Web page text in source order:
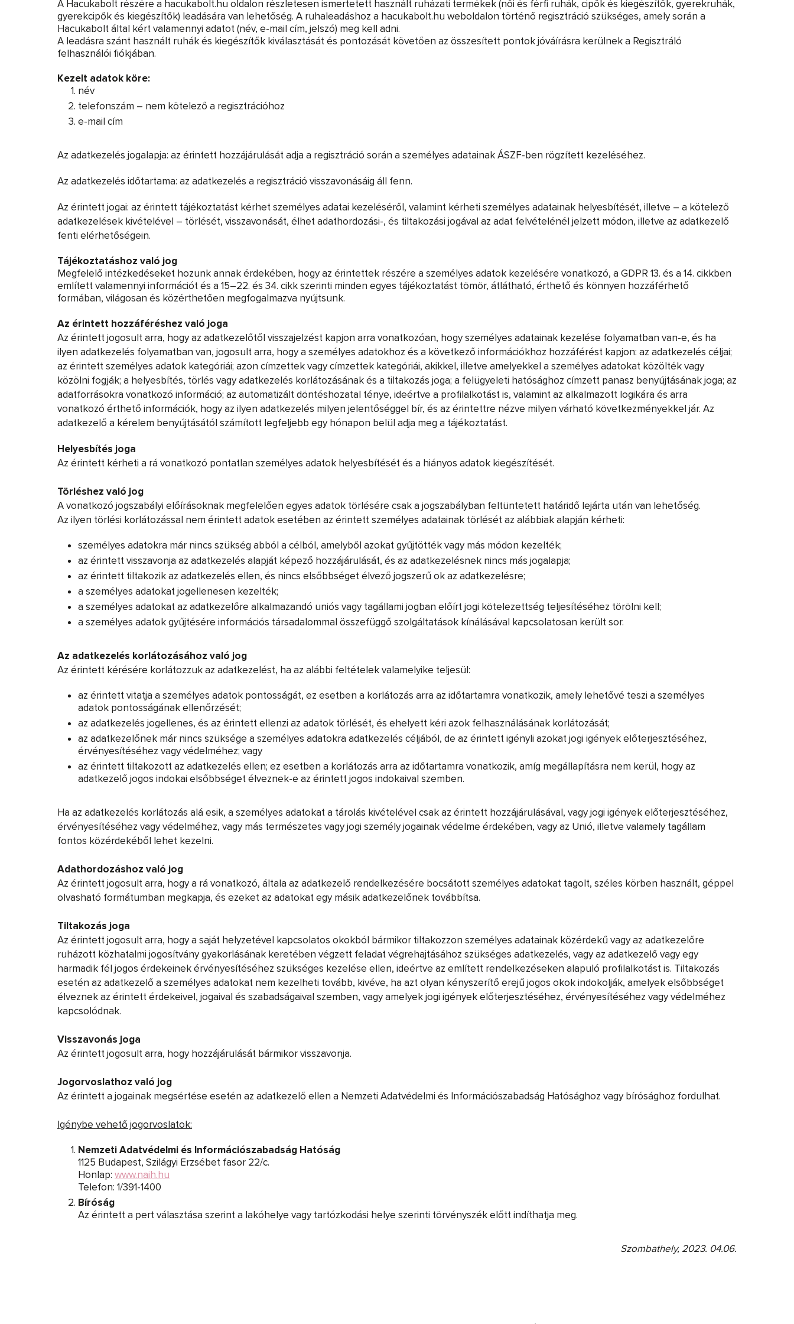
A Hacukabolt részére a hacukabolt.hu oldalon részletesen ismertetett használt ruházati termékek (női és férfi ruhák, cipők és kiegészítők, gyerekruhák,
gyerekcipők és kiegészítők) leadására van lehetőség. A ruhaleadáshoz a hacukabolt.hu weboldalon történő regisztráció szükséges, amely során a
Hacukabolt által kért valamennyi adatot (név, e-mail cím, jelszó) meg kell adni.
A leadásra szánt használt ruhák és kiegészítők kiválasztását és pontozását követően az összesített pontok jóváírásra kerülnek a Regisztráló
felhasználói fiókjában.
Kezelt adatok köre:
név
telefonszám – nem kötelező a regisztrációhoz
e-mail cím
Az adatkezelés jogalapja: az érintett hozzájárulását adja a regisztráció során a személyes adatainak ÁSZF-ben rögzített kezeléséhez.
Az adatkezelés időtartama: az adatkezelés a regisztráció visszavonásáig áll fenn.
Az érintett jogai: az érintett tájékoztatást kérhet személyes adatai kezeléséről, valamint kérheti személyes adatainak helyesbítését, illetve – a kötelező
adatkezelések kivételével – törlését, visszavonását, élhet adathordozási-, és tiltakozási jogával az adat felvételénél jelzett módon, illetve az adatkezelő
fenti elérhetőségein.
Tájékoztatáshoz való jog
Megfelelő intézkedéseket hozunk annak érdekében, hogy az érintettek részére a személyes adatok kezelésére vonatkozó, a GDPR 13. és a 14. cikkben
említett valamennyi információt és a 15–22. és 34. cikk szerinti minden egyes tájékoztatást tömör, átlátható, érthető és könnyen hozzáférhető
formában, világosan és közérthetően megfogalmazva nyújtsunk.
Az érintett hozzáféréshez való joga
Az érintett jogosult arra, hogy az adatkezelőtől visszajelzést kapjon arra vonatkozóan, hogy személyes adatainak kezelése folyamatban van-e, és ha
ilyen adatkezelés folyamatban van, jogosult arra, hogy a személyes adatokhoz és a következő információkhoz hozzáférést kapjon: az adatkezelés céljai;
az érintett személyes adatok kategóriái; azon címzettek vagy címzettek kategóriái, akikkel, illetve amelyekkel a személyes adatokat közölték vagy
közölni fogják; a helyesbítés, törlés vagy adatkezelés korlátozásának és a tiltakozás joga; a felügyeleti hatósághoz címzett panasz benyújtásának joga; az
adatforrásokra vonatkozó információ; az automatizált döntéshozatal ténye, ideértve a profilalkotást is, valamint az alkalmazott logikára és arra
vonatkozó érthető információk, hogy az ilyen adatkezelés milyen jelentőséggel bír, és az érintettre nézve milyen várható következményekkel jár. Az
adatkezelő a kérelem benyújtásától számított legfeljebb egy hónapon belül adja meg a tájékoztatást.
Helyesbítés joga
Az érintett kérheti a rá vonatkozó pontatlan személyes adatok helyesbítését és a hiányos adatok kiegészítését.
Törléshez való jog
A vonatkozó jogszabályi előírásoknak megfelelően egyes adatok törlésére csak a jogszabályban feltüntetett határidő lejárta után van lehetőség.
Az ilyen törlési korlátozással nem érintett adatok esetében az érintett személyes adatainak törlését az alábbiak alapján kérheti:
személyes adatokra már nincs szükség abból a célból, amelyből azokat gyűjtötték vagy más módon kezelték;
az érintett visszavonja az adatkezelés alapját képező hozzájárulását, és az adatkezelésnek nincs más jogalapja;
az érintett tiltakozik az adatkezelés ellen, és nincs elsőbbséget élvező jogszerű ok az adatkezelésre;
a személyes adatokat jogellenesen kezelték;
a személyes adatokat az adatkezelőre alkalmazandó uniós vagy tagállami jogban előírt jogi kötelezettség teljesítéséhez törölni kell;
a személyes adatok gyűjtésére információs társadalommal összefüggő szolgáltatások kínálásával kapcsolatosan került sor.
Az adatkezelés korlátozásához való jog
Az érintett kérésére korlátozzuk az adatkezelést, ha az alábbi feltételek valamelyike teljesül:
az érintett vitatja a személyes adatok pontosságát, ez esetben a korlátozás arra az időtartamra vonatkozik, amely lehetővé teszi a személyes
adatok pontosságának ellenőrzését;
az adatkezelés jogellenes, és az érintett ellenzi az adatok törlését, és ehelyett kéri azok felhasználásának korlátozását;
az adatkezelőnek már nincs szüksége a személyes adatokra adatkezelés céljából, de az érintett igényli azokat jogi igények előterjesztéséhez,
érvényesítéséhez vagy védelméhez; vagy
az érintett tiltakozott az adatkezelés ellen; ez esetben a korlátozás arra az időtartamra vonatkozik, amíg megállapításra nem kerül, hogy az
adatkezelő jogos indokai elsőbbséget élveznek-e az érintett jogos indokaival szemben.
Ha az adatkezelés korlátozás alá esik, a személyes adatokat a tárolás kivételével csak az érintett hozzájárulásával, vagy jogi igények előterjesztéséhez,
érvényesítéséhez vagy védelméhez, vagy más természetes vagy jogi személy jogainak védelme érdekében, vagy az Unió, illetve valamely tagállam
fontos közérdekéből lehet kezelni.
Adathordozáshoz való jog
Az érintett jogosult arra, hogy a rá vonatkozó, általa az adatkezelő rendelkezésére bocsátott személyes adatokat tagolt, széles körben használt, géppel
olvasható formátumban megkapja, és ezeket az adatokat egy másik adatkezelőnek továbbítsa.
Tiltakozás joga
Az érintett jogosult arra, hogy a saját helyzetével kapcsolatos okokból bármikor tiltakozzon személyes adatainak közérdekű vagy az adatkezelőre
ruházott közhatalmi jogosítvány gyakorlásának keretében végzett feladat végrehajtásához szükséges adatkezelés, vagy az adatkezelő vagy egy
harmadik fél jogos érdekeinek érvényesítéséhez szükséges kezelése ellen, ideértve az említett rendelkezéseken alapuló profilalkotást is. Tiltakozás
esetén az adatkezelő a személyes adatokat nem kezelheti tovább, kivéve, ha azt olyan kényszerítő erejű jogos okok indokolják, amelyek elsőbbséget
élveznek az érintett érdekeivel, jogaival és szabadságaival szemben, vagy amelyek jogi igények előterjesztéséhez, érvényesítéséhez vagy védelméhez
kapcsolódnak.
Visszavonás joga
Az érintett jogosult arra, hogy hozzájárulását bármikor visszavonja.
Jogorvoslathoz való jog
Az érintett a jogainak megsértése esetén az adatkezelő ellen a Nemzeti Adatvédelmi és Információszabadság Hatósághoz vagy bírósághoz fordulhat.
Igénybe vehető jogorvoslatok:
Nemzeti Adatvédelmi és Információszabadság Hatóság
1125 Budapest, Szilágyi Erzsébet fasor 22/c.
Honlap: www.naih.hu
Telefon: 1/391-1400
Bíróság
Az érintett a pert választása szerint a lakóhelye vagy tartózkodási helye szerinti törvényszék előtt indíthatja meg.
Szombathely, 2023. 04.06.